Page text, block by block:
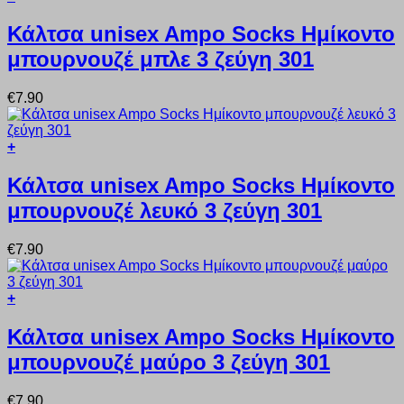
να
επιλεγούν
στη
σελίδα
του
το
προϊόν
έχει
πολλαπλές
παραλλαγές.
Οι
επιλογές
μπορούν
να
επιλεγούν
στη
σελίδα
του
Κάλτσα unisex Ampo Socks Ημίκοντο
μπουρνουζέ μπλε 3 ζεύγη 301
€7.90
+
το
προϊόν
έχει
πολλαπλές
παραλλαγές.
Οι
επιλογές
μπορούν
να
στη
σελίδα
του
Κάλτσα unisex Ampo Socks Ημίκοντο
μπουρνουζέ λευκό 3 ζεύγη 301
€7.90
+
το
προϊόν
έχει
πολλαπλές
παραλλαγές.
Κάλτσα unisex Ampo Socks Ημίκοντο
μπουρνουζέ μαύρο 3 ζεύγη 301
€7.90